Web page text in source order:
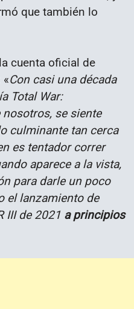
que también lo
cuenta oficial de
«Con casi una década
Total War:
nosotros, se siente
culminante tan cerca
es tentador correr
aparece a la vista,
para darle un poco
el lanzamiento de
III de 2021 a principios